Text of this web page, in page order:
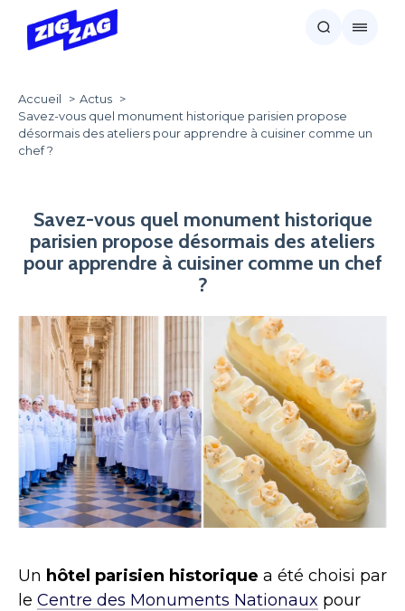
Accueil
Actus
Savez-vous quel monument historique parisien propose
désormais des ateliers pour apprendre à cuisiner comme un
chef ?
Savez-vous quel monument historique
parisien propose désormais des ateliers
pour apprendre à cuisiner comme un chef
?
Un hôtel parisien historique a été choisi par
le Centre des Monuments Nationaux pour